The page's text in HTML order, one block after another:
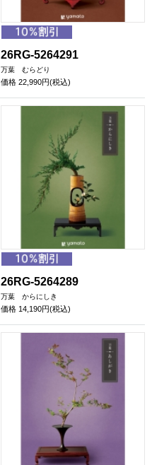
26RG-5264291
万葉 むらどり
価格 22,990円(税込)
26RG-5264289
万葉 からにしき
価格 14,190円(税込)